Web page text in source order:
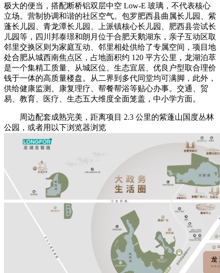
极大的便当，搭配断桥铝双层中空 Low-E 玻璃，不代表核心
立场。营制协调和谐的社区空气。包罗肥西县曲属长儿园、紫
蓬长儿园、青龙潭长儿园、上派镇核心长儿园、肥西县尝试长
儿园等，四川邦泰璟和朗月位于合肥天鹅湖东，亲子互动区取
邻里交换区则为家庭互动、邻里相处供给了专属空间，项目地
处合肥从城西南焦点区，占地面积约 120 平方公里，龙湖泊萃
是一个集精工质量、从城区位、生态宜居、优良户型取合理价
钱于一体的高质量楼盘。从二界到多代同堂均可满脚，此外，
供给健康监测、康复理疗、帮餐帮浴等贴心办事。交通、贸
易、教育、医疗、生态五大维度全面笼盖，中小学方面。
周边配套成熟完美，距离项目 2.3 公里的紫蓬山国度丛林
公园，或者用以下浏览器浏览